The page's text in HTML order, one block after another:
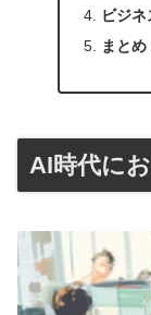
ビジ
まと
AI時代に